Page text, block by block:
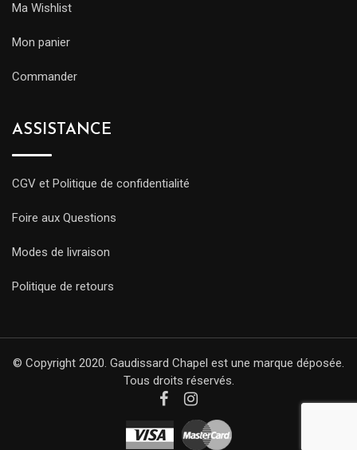
Ma Wishlist
Mon panier
Commander
ASSISTANCE
CGV et Politique de confidentialité
Foire aux Questions
Modes de livraison
Politique de retours
© Copyright 2020. Gaudissard Chapel est une marque déposée.
Tous droits réservés.